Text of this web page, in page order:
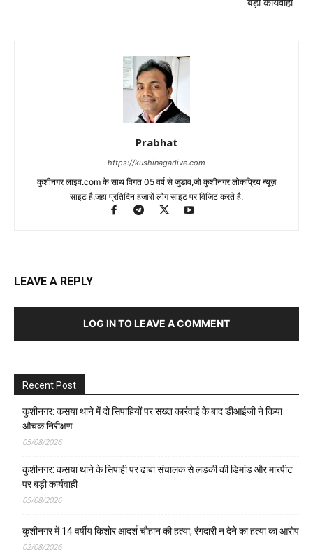
बड़ी कार्यवाही…
Prabhat
https://kushinagarlive.com
कुशीनगर लाइव.com के साथ विगत 05 वर्ष से जुडाव,जो कुशीनगर लोकप्रिय न्यूज़
साइट है.जहा प्रतिदिन हजारों लोग साइट पर विजिट करते है.
LEAVE A REPLY
LOG IN TO LEAVE A COMMENT
Recent Post
कुशीनगर: कसया थाने में दो सिपाहियों पर सख्त कार्रवाई के बाद डीआईजी ने किया
औचक निरीक्षण
05/08/2026
कुशीनगर: कसया थाने के सिपाही पर ढाबा संचालक से लड़की की डिमांड और मारपीट
पर बड़ी कार्यवाही
05/08/2026
कुशीनगर में 14 वर्षीय किशोर आदर्श चौहान की हत्या, रंगदारी न देने का हत्या का आरोप
02/08/2026